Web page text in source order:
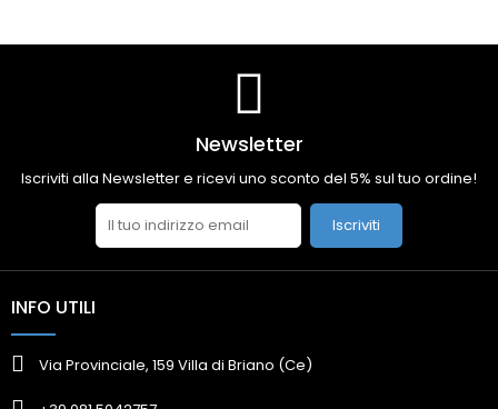
Newsletter
Iscriviti alla Newsletter e ricevi uno sconto del 5% sul tuo ordine!
Iscriviti
INFO UTILI
Via Provinciale, 159 Villa di Briano (Ce)